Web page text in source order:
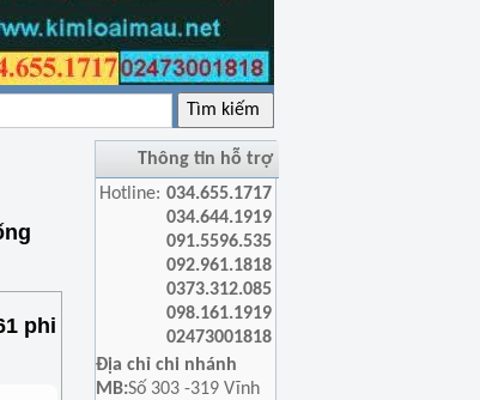
Thông tin hỗ trợ
Hotline: 034.655.1717
034.644.1919
091.5596.535
092.961.1818
0373.312.085
098.161.1919
02473001818
Địa chỉ chi nhánh
MB:Số 303 -319 Vĩnh
phi